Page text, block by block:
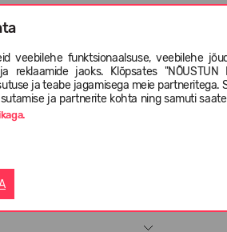
veebilehe funktsionaalsuse, veebilehe
reklaamide jaoks. Klõpsates "NÕUSTUN
ja teabe jagamisega meie partneritega.
ja partnerite kohta ning samuti